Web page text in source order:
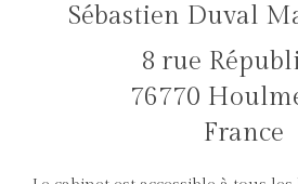
Sébastien Duval
8 rue
76770
France